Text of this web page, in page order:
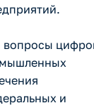
вопросы
и